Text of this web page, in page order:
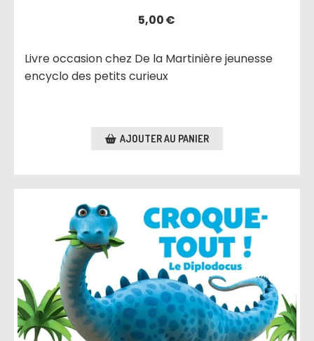
5,00€
Livre occasion chez De la Martinière jeunesse
encyclo des petits curieux
AJOUTER AU PANIER